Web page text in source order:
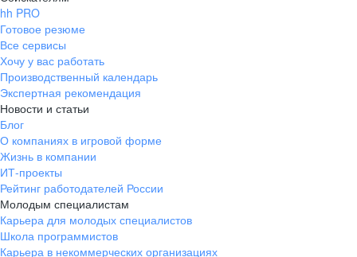
hh PRO
Готовое резюме
Все сервисы
Хочу у вас работать
Производственный календарь
Экспертная рекомендация
Новости и статьи
Блог
О компаниях в игровой форме
Жизнь в компании
ИТ-проекты
Рейтинг работодателей России
Молодым специалистам
Карьера для молодых специалистов
Школа программистов
Карьера в некоммерческих организациях